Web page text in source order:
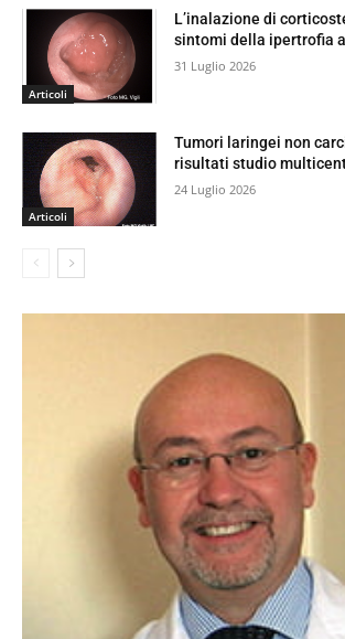
Articoli
L’inalazione di
sintomi della ipertrofia
31 Luglio 2026
Articoli
Tumori laringei non
risultati studio
24 Luglio 2026